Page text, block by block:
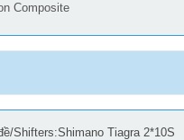
Composite
Shifters:Shimano Tiagra 2*10S